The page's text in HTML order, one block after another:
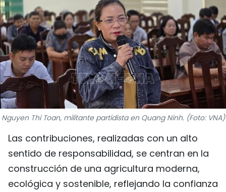
¿QUIÉNES SOMOS?
TIẾNG VIỆT
ENGLISH
中文
FRANÇAIS
Nguyen Thi Toan, militante partidista en Quang Ninh. (Foto: VNA)
Las contribuciones, realizadas con un alto
sentido de responsabilidad, se centran en la
construcción de una agricultura moderna,
ecológica y sostenible, reflejando la confianza